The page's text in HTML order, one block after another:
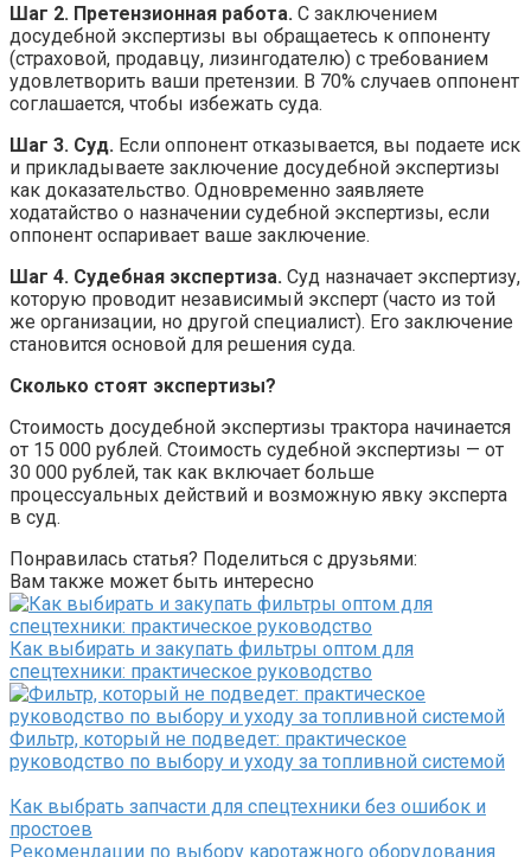
Шаг 2. Претензионная работа. С заключением
досудебной экспертизы вы обращаетесь к оппоненту
(страховой, продавцу, лизингодателю) с требованием
удовлетворить ваши претензии. В 70% случаев оппонент
соглашается, чтобы избежать суда.
Шаг 3. Суд. Если оппонент отказывается, вы подаете иск
и прикладываете заключение досудебной экспертизы
как доказательство. Одновременно заявляете
ходатайство о назначении судебной экспертизы, если
оппонент оспаривает ваше заключение.
Шаг 4. Судебная экспертиза. Суд назначает экспертизу,
которую проводит независимый эксперт (часто из той
же организации, но другой специалист). Его заключение
становится основой для решения суда.
Сколько стоят экспертизы?
Стоимость досудебной экспертизы трактора начинается
от 15 000 рублей. Стоимость судебной экспертизы — от
30 000 рублей, так как включает больше
процессуальных действий и возможную явку эксперта
в суд.
Понравилась статья? Поделиться с друзьями:
Вам также может быть интересно
Как выбирать и закупать фильтры оптом для
спецтехники: практическое руководство
Фильтр, который не подведет: практическое
руководство по выбору и уходу за топливной системой
Как выбрать запчасти для спецтехники без ошибок и
простоев
Рекомендации по выбору каротажного оборудования